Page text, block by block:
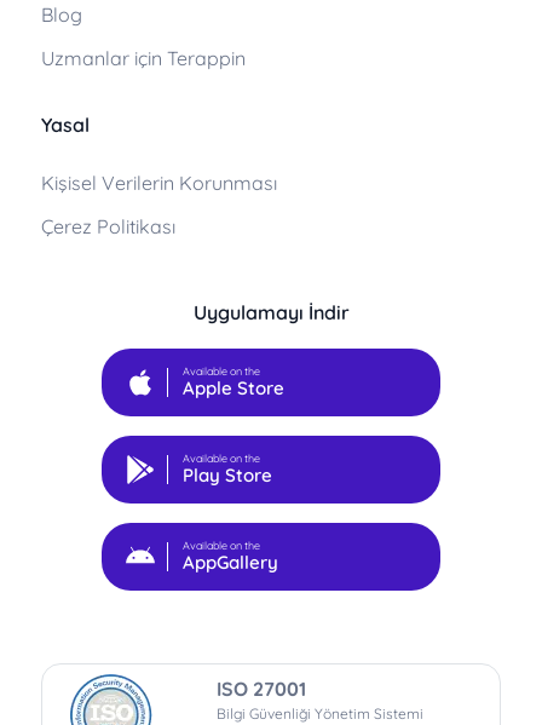
Blog
Uzmanlar için Terappin
Yasal
Kişisel Verilerin Korunması
Çerez Politikası
Uygulamayı İndir
Available on the
Apple Store
Available on the
Play Store
Available on the
AppGallery
ISO 27001
Bilgi Güvenliği Yönetim Sistemi